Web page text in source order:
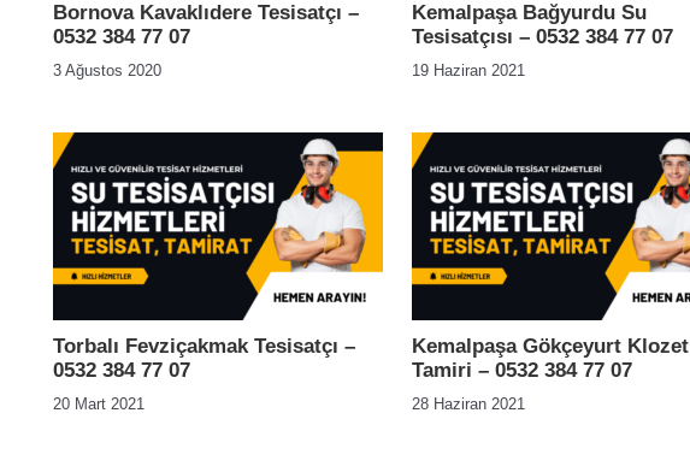
Bornova Kavaklıdere Tesisatçı –
0532 384 77 07
3 Ağustos 2020
Kemalpaşa Bağyurdu Su
Tesisatçısı – 0532 384 77 07
19 Haziran 2021
Torbalı Fevziçakmak Tesisatçı –
0532 384 77 07
20 Mart 2021
Kemalpaşa Gökçeyurt Klozet
Tamiri – 0532 384 77 07
28 Haziran 2021